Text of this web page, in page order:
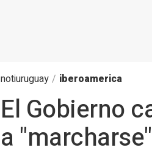
notiuruguay / iberoamerica
El Gobierno
a